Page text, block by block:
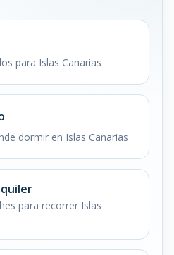
para Islas Canarias
dormir en Islas Canarias
para recorrer Islas